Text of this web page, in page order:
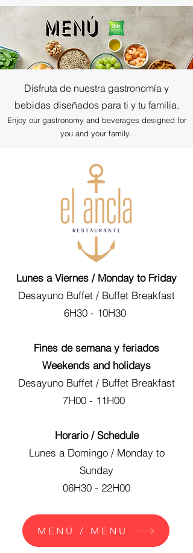
Disfruta de nuestra gastronomía y
bebidas diseñados para ti y tu familia.
Enjoy our gastronomy and beverages designed for
you and your family.
Lunes a Viernes / Monday to Friday
Desayuno Buffet / Buffet Breakfast
6H30 - 10H30
Fines de semana y feriados
Weekends and holidays
Desayuno Buffet / Buffet Breakfast
7H00 - 11H00
Horario / Schedule
Lunes a Domingo / Monday to
Sunday
06H30 - 22H00
MENÚ / MENU